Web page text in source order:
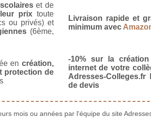
et de
prixtoute
ou privés) et
(6ème,
Livraison rapide et
minimum avec
en création,
protection de
-10% sur la
internet de votre
Adresses-
de devis
mois ou années par l'équipe du site